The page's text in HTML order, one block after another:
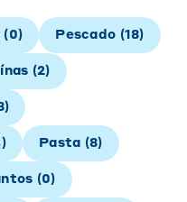
( 0) Pescado (18)
(2)
)
) Pasta (8)
(0)